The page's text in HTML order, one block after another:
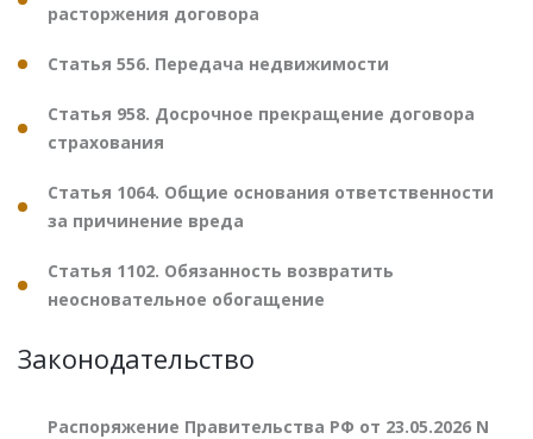
расторжения договора
Статья 556. Передача недвижимости
Статья 958. Досрочное прекращение договора
страхования
Статья 1064. Общие основания ответственности
за причинение вреда
Статья 1102. Обязанность возвратить
неосновательное обогащение
Законодательство
Распоряжение Правительства РФ от 23.05.2026 N